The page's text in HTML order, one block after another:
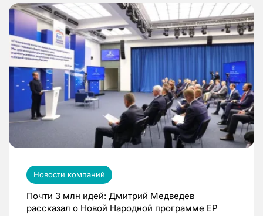
Новости компаний
Почти 3 млн идей: Дмитрий Медведев
рассказал о Новой Народной программе ЕР